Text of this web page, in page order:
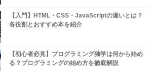
【入門】HTML・CSS・JavaScriptの違いとは？
各役割とおすすめ本を紹介
【初心者必見】プログラミング独学は何から始め
る？プログラミングの始め方を徹底解説